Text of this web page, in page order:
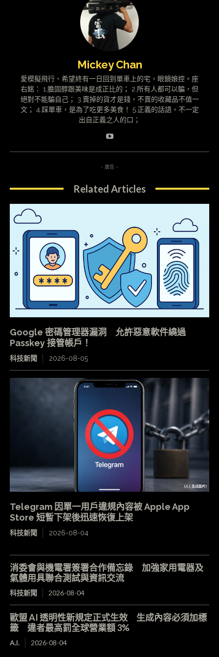
Mickey Chan
愛模擬飛行、希望終有一日回到單車上的宅，眼鏡娘控。座
右銘： 1.膽固醇跟美味是成正比的； 2.所有人都可以騙，但
絕對不能騙自己； 3.賣掉的貨才是錢，不賣的收藏品不值一
文； 4.踩單車，是為了吃更多美食！ 5.正義的話語，不一定
出自正義之人的口；
- 廣告 -
Related Articles
Google 密碼管理器漏洞 允許惡意軟件繞過
Passkey 接管帳戶！
科技新聞 2026-08-05
Telegram 因單一用戶違規內容被 Apple App
Store 短暫下架後迅速恢復上架
科技新聞 2026-08-04
消委會與機電署簽署合作備忘錄 加強家用電器及
氣體用具聯合測試與資訊交流
科技新聞 2026-08-04
歐盟 AI 透明性新規定正式生效 生成內容必須加標
籤 違者最高罰全球營業額 3%
A.I. 2026-08-04